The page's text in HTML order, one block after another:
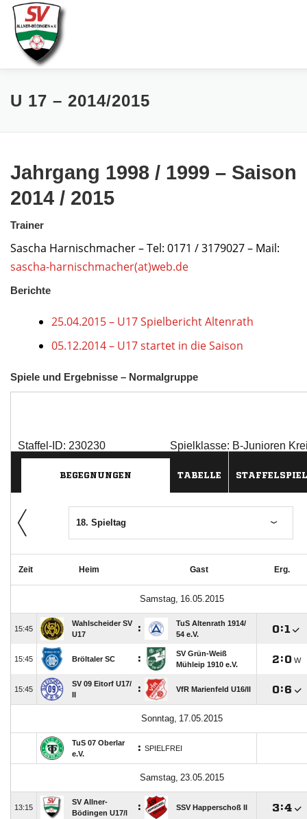
Zum
Inhalt
springen
AKTUELLES SPIELE & ERGEBNISSE
U 17 – 2014/2015
Jahrgang 1998 / 1999 – Saison
2014 / 2015
Trainer
Sascha Harnischmacher – Tel: 0171 / 3179027 – Mail:
sascha-harnischmacher(at)web.de
Berichte
25.04.2015 – U17 Spielbericht Altenrath
05.12.2014 – U17 startet in die Saison
Spiele und Ergebnisse – Normalgruppe